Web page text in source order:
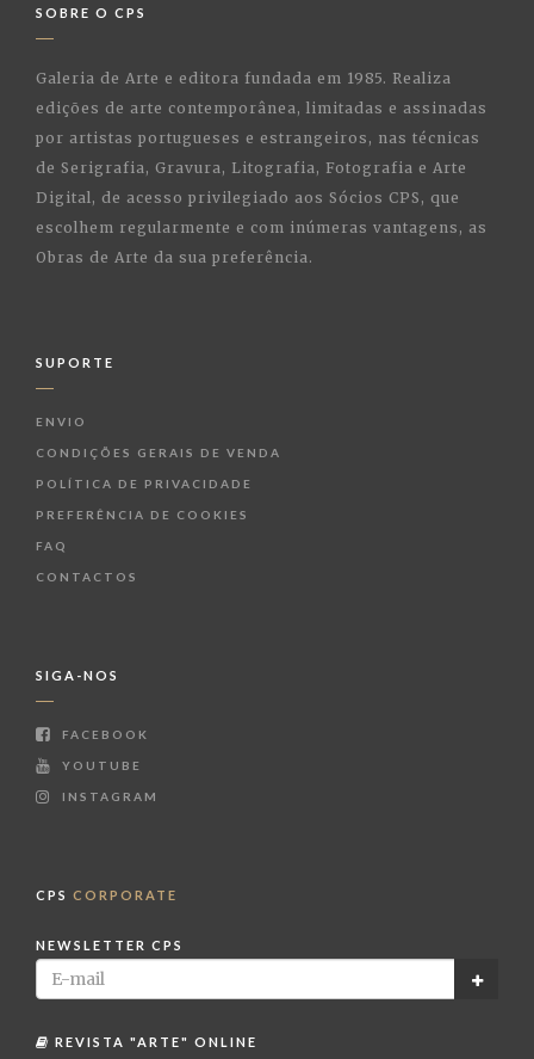
SOBRE O CPS
Galeria de Arte e editora fundada em 1985. Realiza
edições de arte contemporânea, limitadas e assinadas
por artistas portugueses e estrangeiros, nas técnicas
de Serigrafia, Gravura, Litografia, Fotografia e Arte
Digital, de acesso privilegiado aos Sócios CPS, que
escolhem regularmente e com inúmeras vantagens, as
Obras de Arte da sua preferência.
SUPORTE
ENVIO
CONDIÇÕES GERAIS DE VENDA
POLÍTICA DE PRIVACIDADE
PREFERÊNCIA DE COOKIES
FAQ
CONTACTOS
SIGA-NOS
FACEBOOK
YOUTUBE
INSTAGRAM
CPS CORPORATE
NEWSLETTER CPS
REVISTA "ARTE" ONLINE